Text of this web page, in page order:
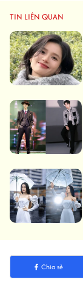
TIN LIÊN QUAN
Chia sẻ